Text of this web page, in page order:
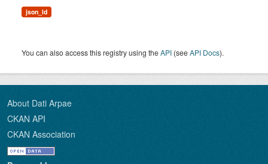
json_ld
You can also access this registry using theAPI (seeAPI Docs).
About Dati Arpae
CKAN API
CKAN Association